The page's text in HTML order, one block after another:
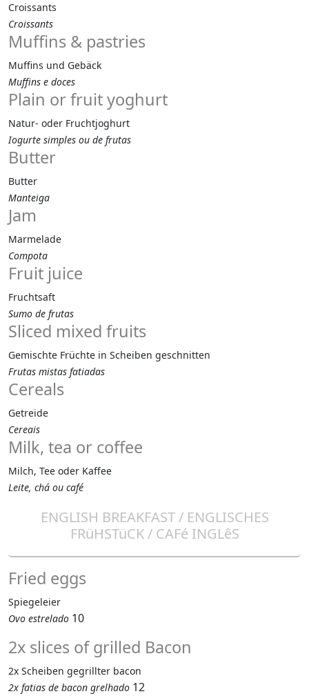
Croissants
Croissants
Muffins & pastries
Muffins und Gebäck
Muffins e doces
Plain or fruit yoghurt
Natur- oder Fruchtjoghurt
Iogurte simples ou de frutas
Butter
Butter
Manteiga
Jam
Marmelade
Compota
Fruit juice
Fruchtsaft
Sumo de frutas
Sliced mixed fruits
Gemischte Früchte in Scheiben geschnitten
Frutas mistas fatiadas
Cereals
Getreide
Cereais
Milk, tea or coffee
Milch, Tee oder Kaffee
Leite, chá ou café
ENGLISH BREAKFAST / ENGLISCHES
FRüHSTüCK / CAFé INGLêS
Fried eggs
Spiegeleier
Ovo estrelado 10
2x slices of grilled Bacon
2x Scheiben gegrillter bacon
2x fatias de bacon grelhado 12